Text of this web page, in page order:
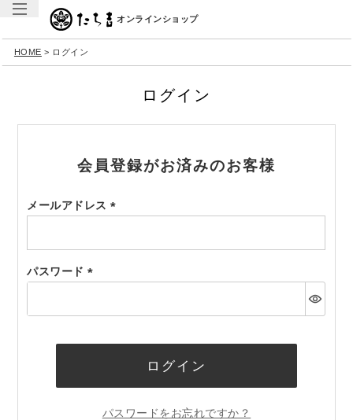
オンラインショップ
HOME ログイン
ログイン
会員登録がお済みのお客様
メールアドレス
須)
パスワード
須)
ログイン
パスワードをお忘れですか？